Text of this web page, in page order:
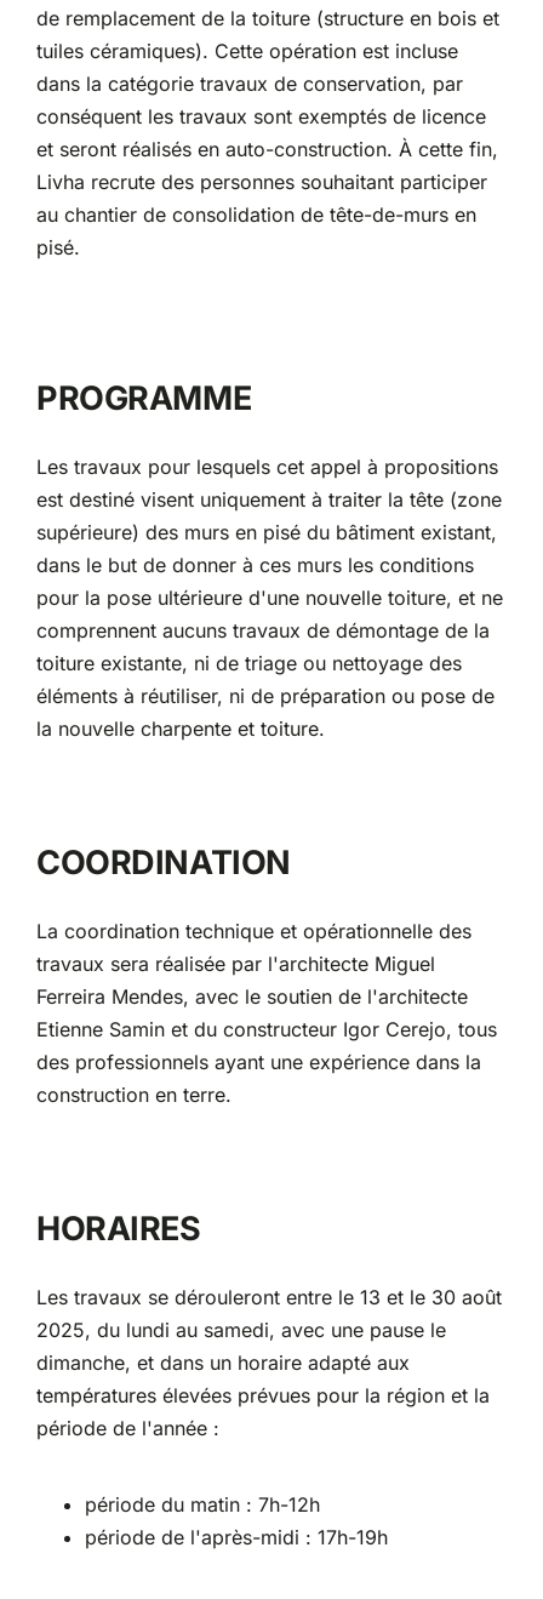
de remplacement de la toiture (structure en bois et
tuiles céramiques). Cette opération est incluse
dans la catégorie travaux de conservation, par
conséquent les travaux sont exemptés de licence
et seront réalisés en auto-construction. À cette fin,
Livha recrute des personnes souhaitant participer
au chantier de consolidation de tête-de-murs en
pisé.
PROGRAMME
Les travaux pour lesquels cet appel à propositions
est destiné visent uniquement à traiter la tête (zone
supérieure) des murs en pisé du bâtiment existant,
dans le but de donner à ces murs les conditions
pour la pose ultérieure d'une nouvelle toiture, et ne
comprennent aucuns travaux de démontage de la
toiture existante, ni de triage ou nettoyage des
éléments à réutiliser, ni de préparation ou pose de
la nouvelle charpente et toiture.
COORDINATION
La coordination technique et opérationnelle des
travaux sera réalisée par l'architecte Miguel
Ferreira Mendes, avec le soutien de l'architecte
Etienne Samin et du constructeur Igor Cerejo, tous
des professionnels ayant une expérience dans la
construction en terre.
HORAIRES
Les travaux se dérouleront entre le 13 et le 30 août
2025, du lundi au samedi, avec une pause le
dimanche, et dans un horaire adapté aux
températures élevées prévues pour la région et la
période de l'année :
période du matin : 7h-12h
période de l'après-midi : 17h-19h